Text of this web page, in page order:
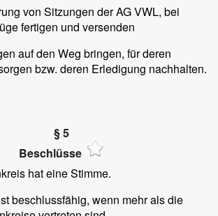
von Sitzungen der AG VWL, bei
fertigen und versenden
auf den Weg bringen, für deren
bzw. deren Erledigung nachhalten.
§ 5
Beschlüsse
hat eine Stimme.
beschlussfähig, wenn mehr als die